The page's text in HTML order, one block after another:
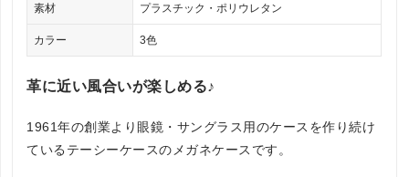
素材 プラスチック・ポリウレタン
カラー 3色
革に近い風合いが楽しめる♪
1961年の創業より眼鏡・サングラス用のケースを作り続け
ているテーシーケースのメガネケースです。